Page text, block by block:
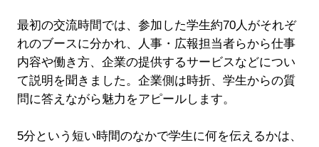
最初の交流時間では、参加した学生約70人がそれぞ
れのブースに分かれ、人事・広報担当者らから仕事
内容や働き方、企業の提供するサービスなどについ
て説明を聞きました。企業側は時折、学生からの質
問に答えながら魅力をアピールします。
5分という短い時間のなかで学生に何を伝えるかは、